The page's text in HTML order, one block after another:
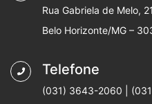
Rua Gabriela de Melo,
Belo Horizonte/MG –
Telefone
(031) 3643-2060 |